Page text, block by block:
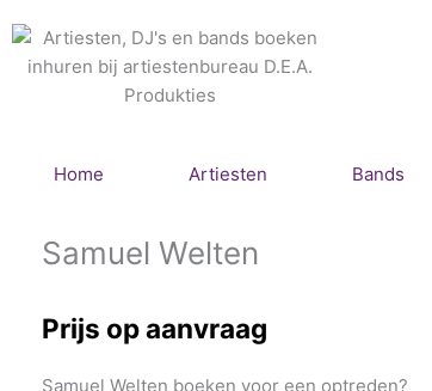
naar
Home Artiesten Bands
Samuel Welten
Prijs op aanvraag
Samuel Welten boeken voor een optreden?